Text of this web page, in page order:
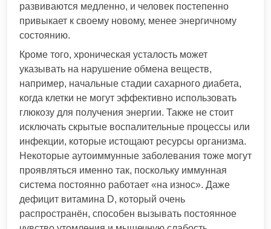
развиваются медленно, и человек постепенно
привыкает к своему новому, менее энергичному
состоянию.
Кроме того, хроническая усталость может
указывать на нарушение обмена веществ,
например, начальные стадии сахарного диабета,
когда клетки не могут эффективно использовать
глюкозу для получения энергии. Также не стоит
исключать скрытые воспалительные процессы или
инфекции, которые истощают ресурсы организма.
Некоторые аутоиммунные заболевания тоже могут
проявляться именно так, поскольку иммунная
система постоянно работает «на износ». Даже
дефицит витамина D, который очень
распространён, способен вызывать постоянное